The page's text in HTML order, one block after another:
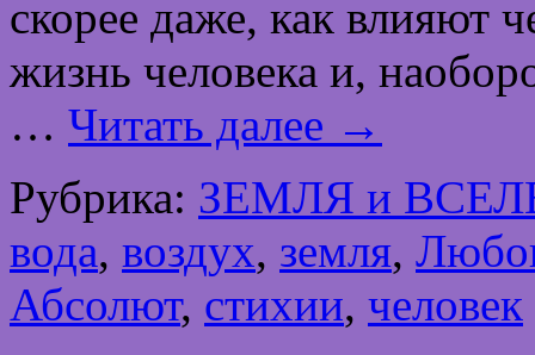
скорее даже, как влияют
жизнь человека и,
… Читать далее →
Рубрика: ЗЕМЛЯ и
вода, воздух, земля,
Абсолют, стихии, человек